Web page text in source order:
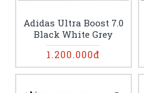
Adidas Ultra Boost 7.0
Black White Grey
1.200.000đ